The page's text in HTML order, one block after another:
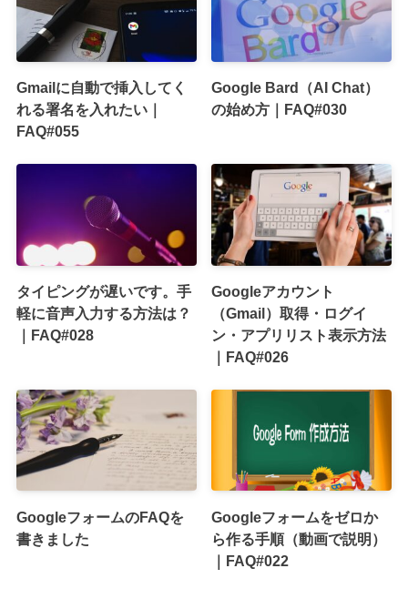
Gmailに自動で挿入してく
れる署名を入れたい｜
FAQ#055
Google Bard（AI Chat）
の始め方｜FAQ#030
タイピングが遅いです。手
軽に音声入力する方法は？
｜FAQ#028
Googleアカウント
（Gmail）取得・ログイ
ン・アプリリスト表示方法
｜FAQ#026
GoogleフォームのFAQを
書きました
Googleフォームをゼロか
ら作る手順（動画で説明）
｜FAQ#022